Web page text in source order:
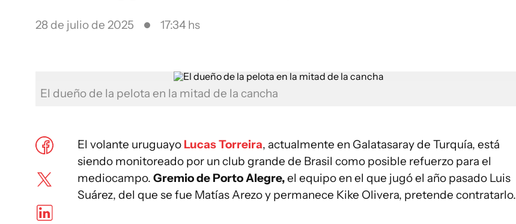
28 de julio de 2025 17:34 hs
El dueño de la pelota en la mitad de la cancha
El volante uruguayo Lucas Torreira, actualmente en Galatasaray de Turquía, está
siendo monitoreado por un club grande de Brasil como posible refuerzo para el
mediocampo. Gremio de Porto Alegre,el equipo en el que jugó el año pasado Luis
Suárez, del que se fue Matías Arezo y permanece Kike Olivera, pretende contratarlo.